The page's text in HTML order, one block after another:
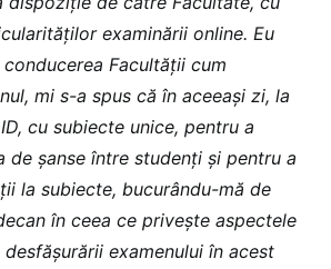
examinării online. Eu
Facultății cum
mi s-a spus că în aceeași zi, la
cu subiecte unice, pentru a
de șanse între studenți și pentru a
la subiecte, bucurându-mă de
în ceea ce privește aspectele
examenului în acest